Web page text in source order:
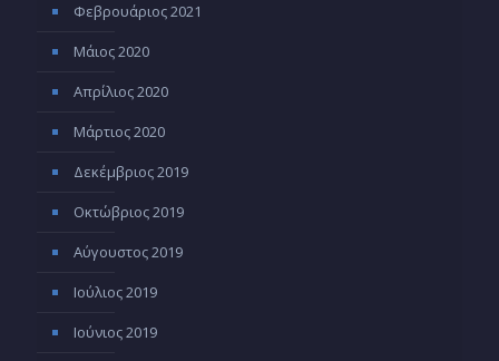
Φεβρουάριος 2021
Μάιος 2020
Απρίλιος 2020
Μάρτιος 2020
Δεκέμβριος 2019
Οκτώβριος 2019
Αύγουστος 2019
Ιούλιος 2019
Ιούνιος 2019